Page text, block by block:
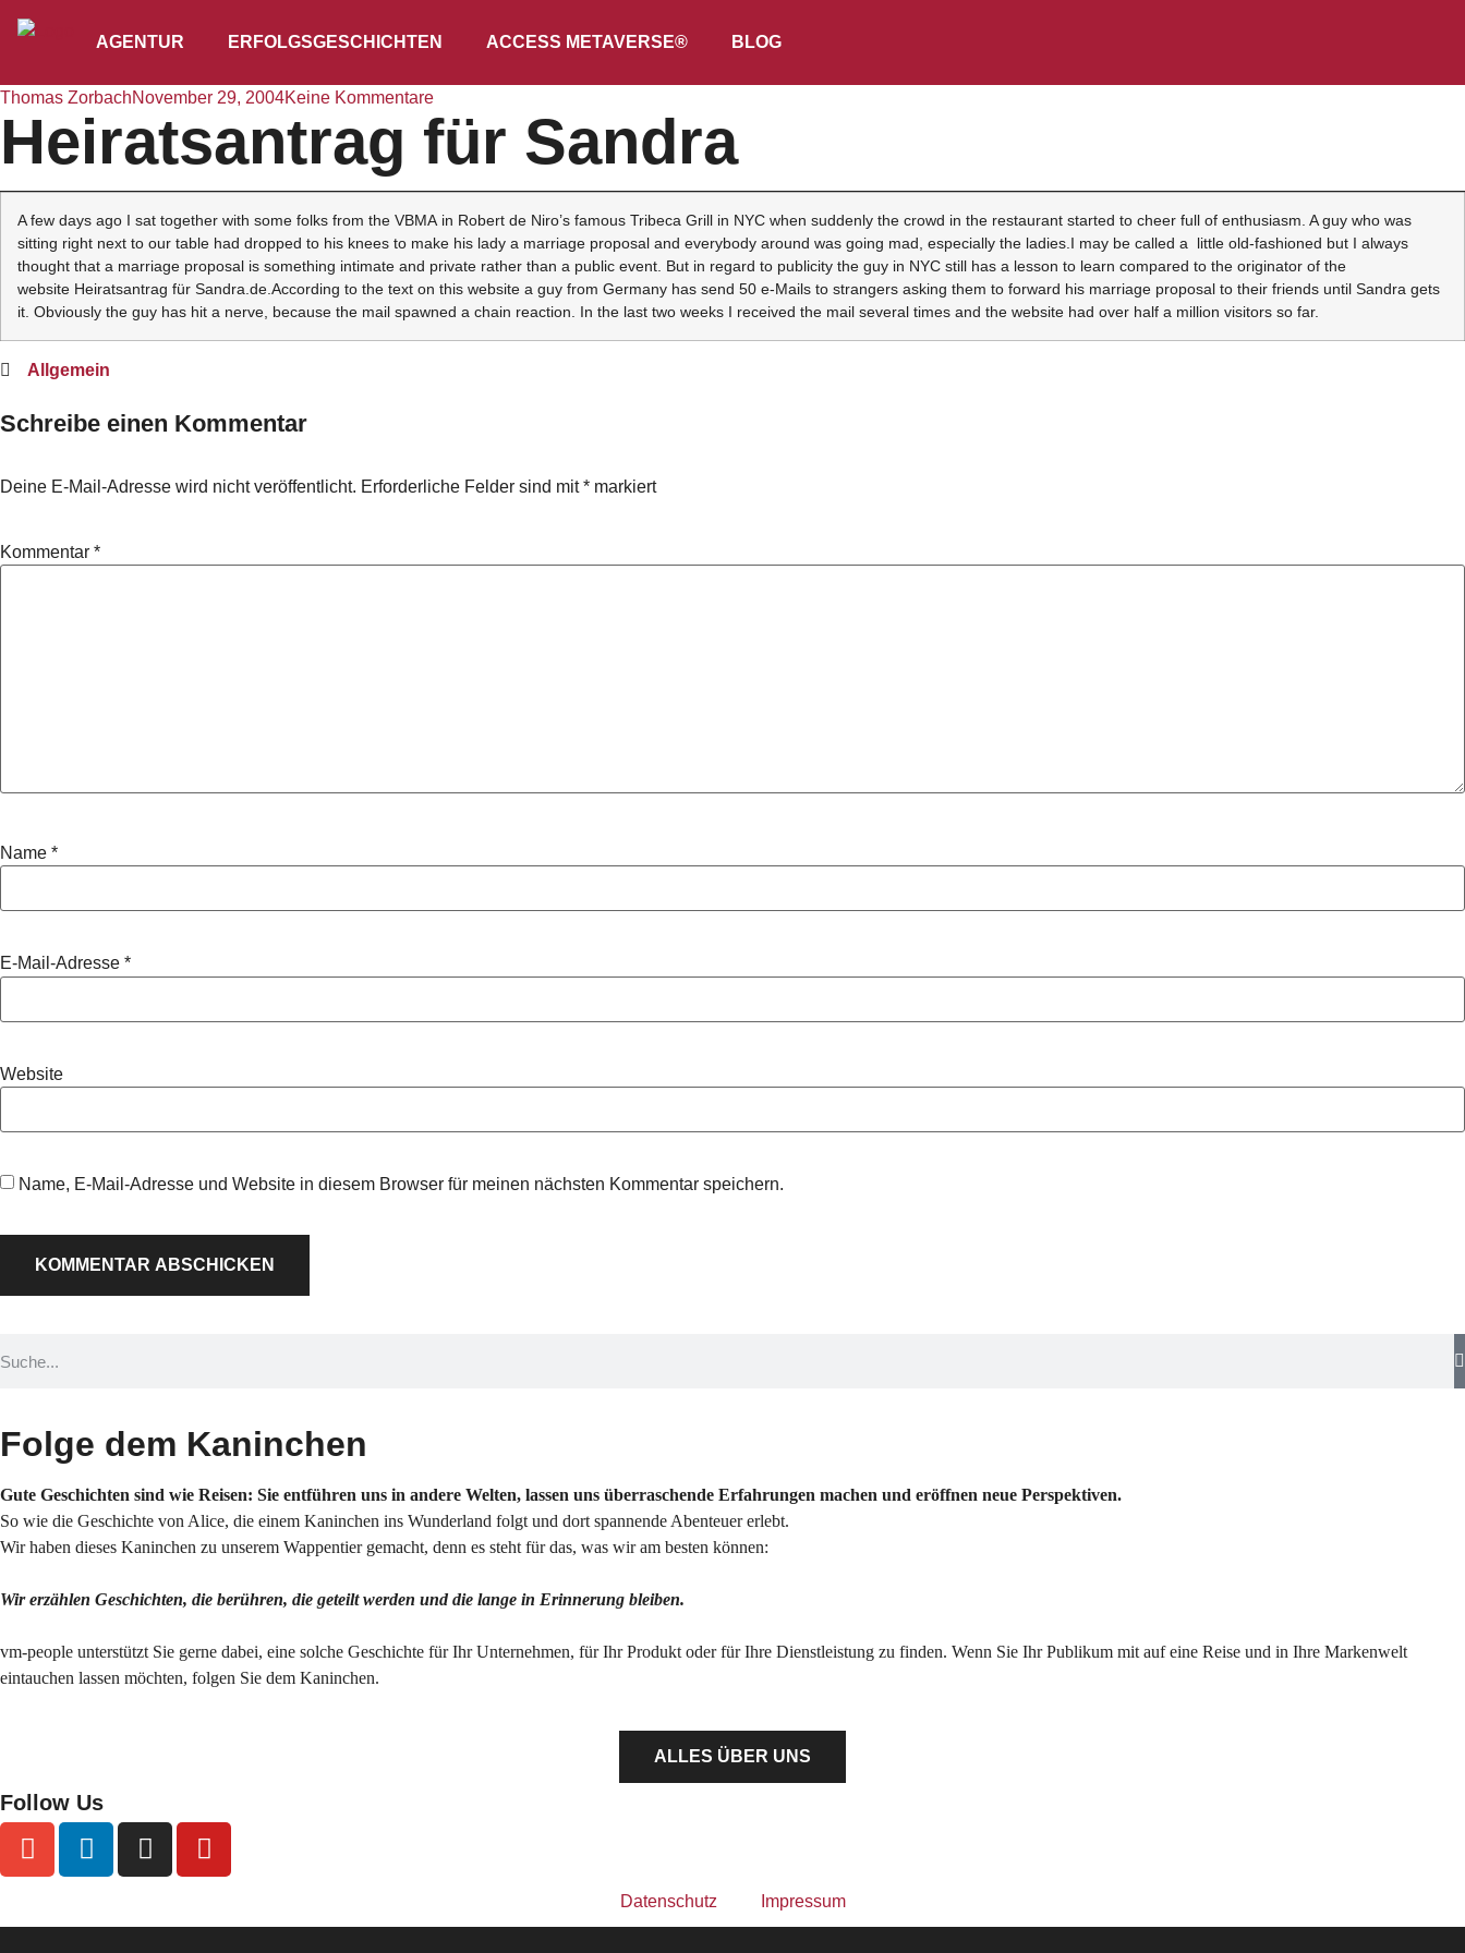
AGENTUR ERFOLGSGESCHICHTEN ACCESS METAVERSE® BLOG
Thomas ZorbachNovember 29, 2004Keine Kommentare
Heiratsantrag für Sandra
A few days ago I sat together with some folks from the VBMA in Robert de Niro’s famous Tribeca Grill in NYC when suddenly the crowd in the restaurant started to cheer full of enthusiasm. A guy who was
sitting right next to our table had dropped to his knees to make his lady a marriage proposal and everybody around was going mad, especially the ladies.I may be called a little old-fashioned but I always
thought that a marriage proposal is something intimate and private rather than a public event. But in regard to publicity the guy in NYC still has a lesson to learn compared to the originator of the
website Heiratsantrag für Sandra.de.According to the text on this website a guy from Germany has send 50 e-Mails to strangers asking them to forward his marriage proposal to their friends until Sandra gets
it. Obviously the guy has hit a nerve, because the mail spawned a chain reaction. In the last two weeks I received the mail several times and the website had over half a million visitors so far.
Allgemein
Schreibe einen Kommentar
Deine E-Mail-Adresse wird nicht veröffentlicht. Erforderliche Felder sind mit* markiert
Kommentar *
Name *
E-Mail-Adresse *
Website
Name, E-Mail-Adresse und Website in diesem Browser für meinen nächsten Kommentar speichern.
Folge dem Kaninchen
Gute Geschichten sind wie Reisen: Sie entführen uns in andere Welten, lassen uns überraschende Erfahrungen machen und eröffnen neue Perspektiven.
So wie die Geschichte von Alice, die einem Kaninchen ins Wunderland folgt und dort spannende Abenteuer erlebt.
Wir haben dieses Kaninchen zu unserem Wappentier gemacht, denn es steht für das, was wir am besten können:
Wir erzählen Geschichten, die berühren, die geteilt werden und die lange in Erinnerung bleiben.
vm-people unterstützt Sie gerne dabei, eine solche Geschichte für Ihr Unternehmen, für Ihr Produkt oder für Ihre Dienstleistung zu finden. Wenn Sie Ihr Publikum mit auf eine Reise und in Ihre Markenwelt
eintauchen lassen möchten, folgen Sie dem Kaninchen.
ALLES ÜBER UNS
Follow Us
Datenschutz Impressum